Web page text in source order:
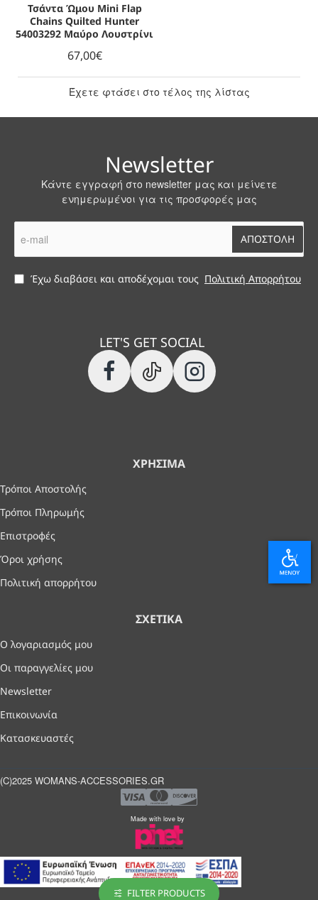
Τσάντα Ώμου Mini Flap
Chains Quilted Hunter
54003292 Μαύρο Λουστρίνι
67,00€
Έχετε φτάσει στο τέλος της λίστας
Newsletter
Κάντε εγγραφή στο newsletter μας και μείνετε
ενημερωμένοι για τις προσφορές μας
mail
ΑΠΟΣΤΟΛΗ
Έχω διαβάσει και αποδέχομαι τους Πολιτική Απορρήτου
LET'S GET SOCIAL
ΧΡΉΣΙΜΑ
Τρόποι Αποστολής
Τρόποι Πληρωμής
Επιστροφές
Όροι χρήσης
Πολιτική απορρήτου
ΣΧΕΤΙΚΆ
Ο λογαριασμός μου
Οι παραγγελίες μου
Newsletter
Επικοινωνία
Κατασκευαστές
(C)2025 WOMANS-ACCESSORIES.GR
Made with love by
FILTER PRODUCTS